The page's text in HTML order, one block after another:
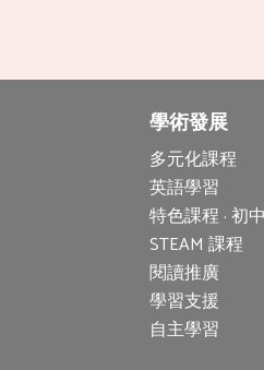
學術發展
多元化課程
英語學習
特色課程 · 初
STEAM 課程
閱讀推廣
學習支援
自主學習